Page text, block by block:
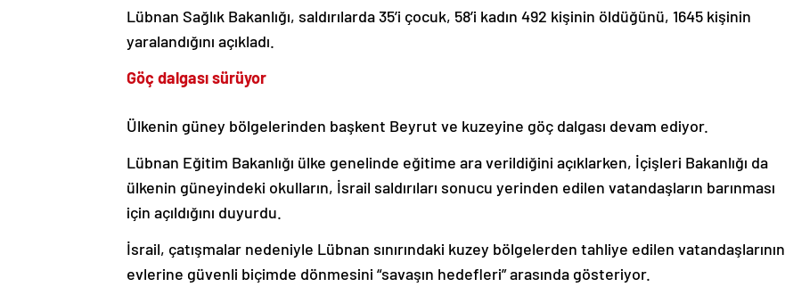
Lübnan Sağlık Bakanlığı, saldırılarda 35’i çocuk, 58’i kadın 492 kişinin öldüğünü, 1645 kişinin
yaralandığını açıkladı.
Göç dalgası sürüyor
Ülkenin güney bölgelerinden başkent Beyrut ve kuzeyine göç dalgası devam ediyor.
Lübnan Eğitim Bakanlığı ülke genelinde eğitime ara verildiğini açıklarken, İçişleri Bakanlığı da
ülkenin güneyindeki okulların, İsrail saldırıları sonucu yerinden edilen vatandaşların barınması
için açıldığını duyurdu.
İsrail, çatışmalar nedeniyle Lübnan sınırındaki kuzey bölgelerden tahliye edilen vatandaşlarının
evlerine güvenli biçimde dönmesini “savaşın hedefleri” arasında gösteriyor.